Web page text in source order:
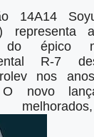
14A14
representa
do épico
R-7
nos
O novo